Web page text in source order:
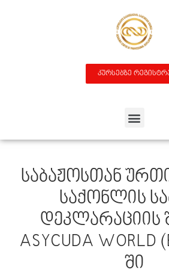
კურსებზე
Საბაჟოსთან
Საქონლის
Დეკლარაციის
ASYCUDA WORLD
Ში